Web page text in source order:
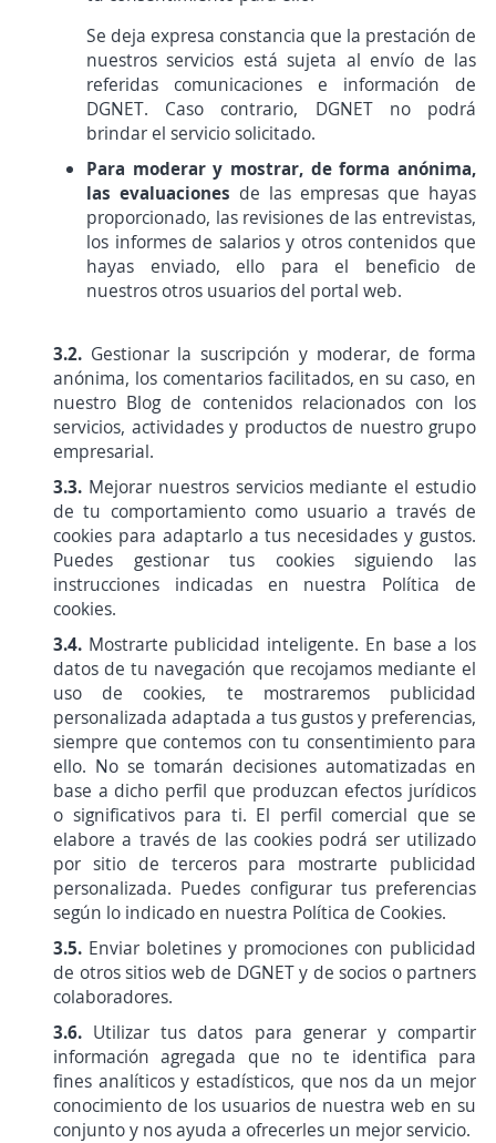
Se deja expresa constancia que la prestación de
nuestros servicios está sujeta al envío de las
referidas comunicaciones e información de
DGNET. Caso contrario, DGNET no podrá
brindar el servicio solicitado.
Para moderar y mostrar, de forma anónima,
las evaluaciones de las empresas que hayas
proporcionado, las revisiones de las entrevistas,
los informes de salarios y otros contenidos que
hayas enviado, ello para el beneficio de
nuestros otros usuarios del portal web.
3.2. Gestionar la suscripción y moderar, de forma
anónima, los comentarios facilitados, en su caso, en
nuestro Blog de contenidos relacionados con los
servicios, actividades y productos de nuestro grupo
empresarial.
3.3. Mejorar nuestros servicios mediante el estudio
de tu comportamiento como usuario a través de
cookies para adaptarlo a tus necesidades y gustos.
Puedes gestionar tus cookies siguiendo las
instrucciones indicadas en nuestra Política de
cookies.
3.4. Mostrarte publicidad inteligente. En base a los
datos de tu navegación que recojamos mediante el
uso de cookies, te mostraremos publicidad
personalizada adaptada a tus gustos y preferencias,
siempre que contemos con tu consentimiento para
ello. No se tomarán decisiones automatizadas en
base a dicho perfil que produzcan efectos jurídicos
o significativos para ti. El perfil comercial que se
elabore a través de las cookies podrá ser utilizado
por sitio de terceros para mostrarte publicidad
personalizada. Puedes configurar tus preferencias
según lo indicado en nuestra Política de Cookies.
3.5. Enviar boletines y promociones con publicidad
de otros sitios web de DGNET y de socios o partners
colaboradores.
3.6. Utilizar tus datos para generar y compartir
información agregada que no te identifica para
fines analíticos y estadísticos, que nos da un mejor
conocimiento de los usuarios de nuestra web en su
conjunto y nos ayuda a ofrecerles un mejor servicio.